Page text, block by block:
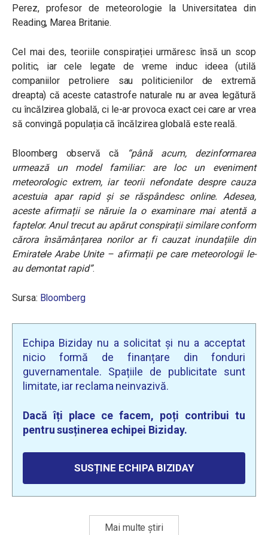
Perez, profesor de meteorologie la Universitatea din
Reading, Marea Britanie.
Cel mai des, teoriile conspirației urmăresc însă un scop
politic, iar cele legate de vreme induc ideea (utilă
companiilor petroliere sau politicienilor de extremă
dreapta) că aceste catastrofe naturale nu ar avea legătură
cu încălzirea globală, ci le-ar provoca exact cei care ar vrea
să convingă populația că încălzirea globală este reală.
Bloomberg observă că
“până acum, dezinformarea
urmează un model familiar: are loc un eveniment
meteorologic extrem, iar teorii nefondate despre cauza
acestuia apar rapid și se răspândesc online. Adesea,
aceste afirmații se năruie la o examinare mai atentă a
faptelor. Anul trecut au apărut conspirații similare conform
cărora însămânțarea norilor ar fi cauzat inundațiile din
Emiratele Arabe Unite – afirmații pe care meteorologii le-
au demontat rapid”.
Sursa: Bloomberg
Echipa Biziday nu a solicitat și nu a acceptat
nicio formă de finanțare din fonduri
guvernamentale. Spațiile de publicitate sunt
limitate, iar reclama neinvazivă.
Dacă îți place ce facem, poți contribui tu
pentru susținerea echipei Biziday.
SUSȚINE ECHIPA BIZIDAY
Mai multe știri